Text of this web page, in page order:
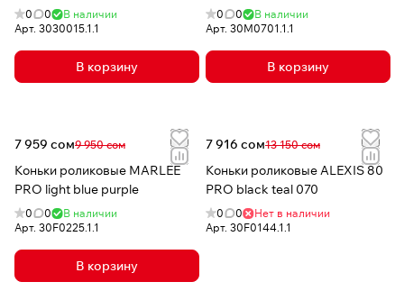
0 0
В наличии
Арт. 3030015.1.1
В корзину
0 0
В наличии
Арт. 30M0701.1.1
В корзину
7 959 сом9 950 сом
Коньки роликовые MARLEE
PRO light blue purple
0 0
В наличии
Арт. 30F0225.1.1
В корзину
7 916 сом13 150 сом
Коньки роликовые ALEXIS 80
PRO black teal 070
0 0
Нет в наличии
Арт. 30F0144.1.1